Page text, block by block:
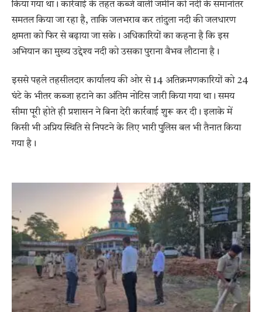
किया गया था। कार्रवाई के तहत कब्जे वाली जमीन को नदी के समानांतर
समतल किया जा रहा है, ताकि जलभराव कर तांदुला नदी की जलधारण
क्षमता को फिर से बढ़ाया जा सके। अधिकारियों का कहना है कि इस
अभियान का मुख्य उद्देश्य नदी को उसका पुराना वैभव लौटाना है।
इससे पहले तहसीलदार कार्यालय की ओर से 14 अतिक्रमणकारियों को 24
घंटे के भीतर कब्जा हटाने का अंतिम नोटिस जारी किया गया था। समय
सीमा पूरी होते ही प्रशासन ने बिना देरी कार्रवाई शुरू कर दी। इलाके में
किसी भी अप्रिय स्थिति से निपटने के लिए भारी पुलिस बल भी तैनात किया
गया है।